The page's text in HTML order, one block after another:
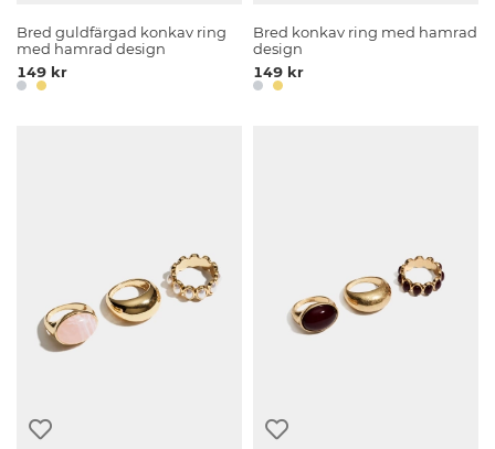
Bred guldfärgad konkav ring
med hamrad design
149 kr
Bred konkav ring med hamrad
design
149 kr